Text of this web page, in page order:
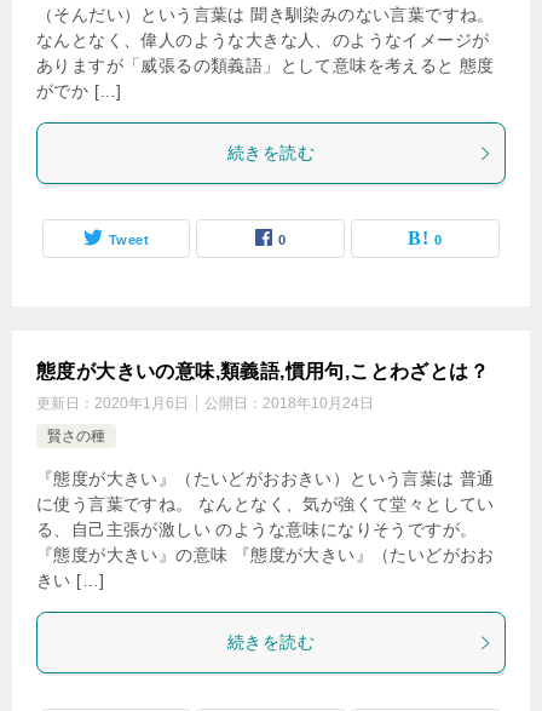
（そんだい）という言葉は 聞き馴染みのない言葉ですね。
なんとなく、偉人のような大きな人、のようなイメージが
ありますが「威張るの類義語」として意味を考えると 態度
がでか […]
続きを読む
Tweet 0 0
態度が大きいの意味,類義語,慣用句,ことわざとは？
更新日： 2020年1月6日 公開日： 2018年10月24日
賢さの種
『態度が大きい』（たいどがおおきい）という言葉は 普通
に使う言葉ですね。 なんとなく、気が強くて堂々としてい
る、自己主張が激しい のような意味になりそうですが。
『態度が大きい』の意味 『態度が大きい』（たいどがおお
きい […]
続きを読む